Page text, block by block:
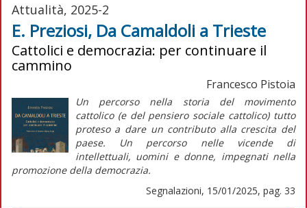
Attualità, 2025-2
E. Preziosi, Da Camaldoli a Trieste
Cattolici e democrazia: per continuare il
cammino
Francesco Pistoia
Un percorso nella storia del movimento
cattolico (e del pensiero sociale cattolico) tutto
proteso a dare un contributo alla crescita del
paese. Un percorso nelle vicende di
intellettuali, uomini e donne, impegnati nella
promozione della democrazia.
Segnalazioni, 15/01/2025, pag. 33